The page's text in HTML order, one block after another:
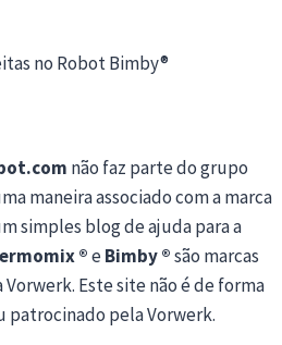
no Robot Bimby®
não faz parte do grupo
maneira associado com a marca
simples blog de ajuda para a
®eBimby ®são marcas
Este site não é de forma
patrocinado pela Vorwerk.